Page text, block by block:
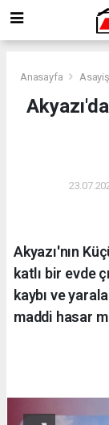
Anasayfa Asayiş
Akyazı'nın
katlı bir evde
kaybı ve
maddi hasar